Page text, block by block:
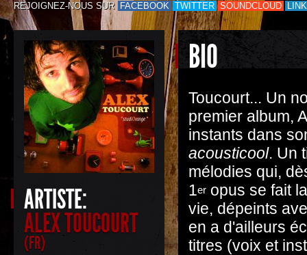
REJOIGNEZ-NOUS SUR FACEBOOK TWITTER SOUNDCLOUD
ARTISTE:
ALEX TOUCOURT
(FR)
BIO
Toucourt... Un
premier album,
instants dans
acousticool. Un
mélodies qui,
1er opus se fait
vie, dépeints
en a d'ailleurs
titres (voix et